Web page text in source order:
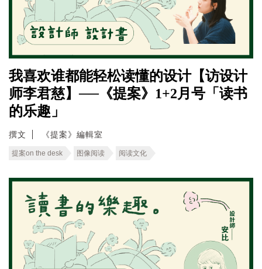
我喜欢谁都能轻松读懂的设计【访设计
师李君慈】──《提案》1+2月号「读书
的乐趣」
撰文 《提案》編輯室
提案on the desk 图像阅读 阅读文化